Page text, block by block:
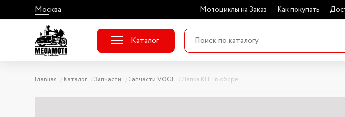
Москва Мотоциклы на Заказ Как покупать
Каталог
Главная Каталог Запчасти Запчасти VOGE Лапка КПП в сборе